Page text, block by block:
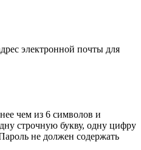
электронной почты для
чем из 6 символов и
строчную букву, одну цифру
не должен содержать